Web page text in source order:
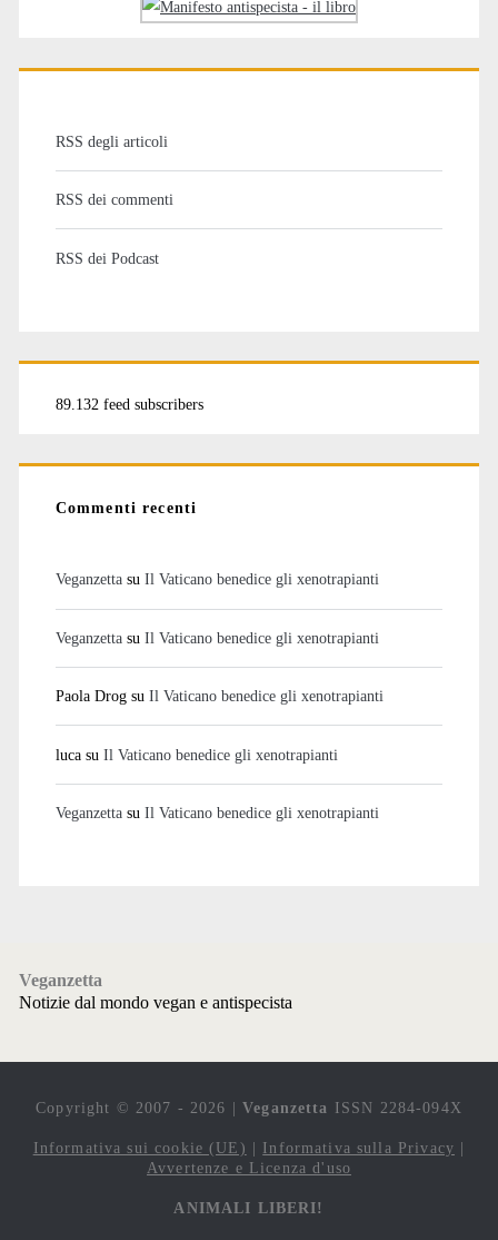
RSS degli articoli
RSS dei commenti
RSS dei Podcast
89.132 feed subscribers
Commenti recenti
Veganzettasu Il Vaticano benedice gli xenotrapianti
Veganzettasu Il Vaticano benedice gli xenotrapianti
Paola Drogsu Il Vaticano benedice gli xenotrapianti
lucasu Il Vaticano benedice gli xenotrapianti
Veganzettasu Il Vaticano benedice gli xenotrapianti
Veganzetta
Notizie dal mondo vegan e antispecista
Copyright © 2007 - 2026 |Veganzetta ISSN 2284-094X
Informativa sui cookie (UE) | Informativa sulla Privacy |
Avvertenze e Licenza d'uso
ANIMALI LIBERI!